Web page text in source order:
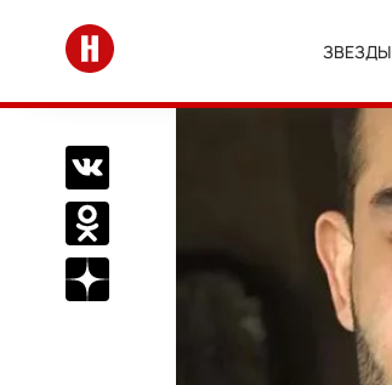
Перейти на главную
ЗВЕЗДЫ
Поделиться Вконтакте
Поделиться в Одноклассниках
Подписаться на нас в Дзен